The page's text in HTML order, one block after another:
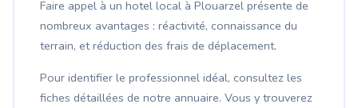
Faire appel à un hotel local à Plouarzel présente de
nombreux avantages : réactivité, connaissance du
terrain, et réduction des frais de déplacement.
Pour identifier le professionnel idéal, consultez les
fiches détaillées de notre annuaire. Vous y trouverez